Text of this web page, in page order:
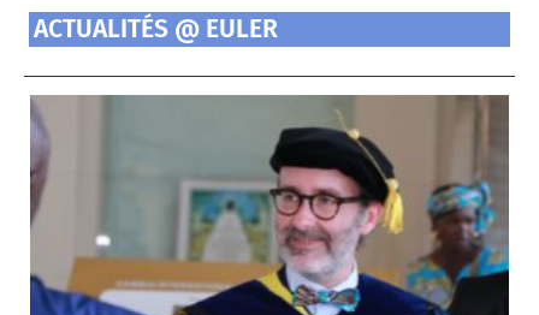
ACTUALITÉS @ EULER